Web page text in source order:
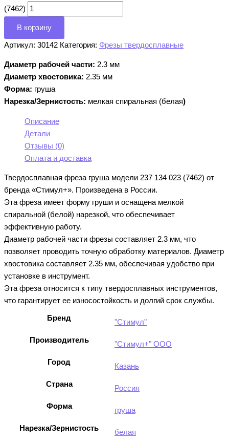
(7462)
В корзину
Артикул: 30142 Категория: Фрезы твердосплавные
Диаметр рабочей части: 2.3 мм
Диаметр хвостовика: 2.35 мм
Форма: груша
Нарезка/Зернистость: мелкая спиральная (белая)
Описание
Детали
Отзывы (0)
Оплата и доставка
Твердосплавная фреза груша модели 237 134 023 (7462) от
бренда «Стимул+». Произведена в России.
Эта фреза имеет форму груши и оснащена мелкой
спиральной (белой) нарезкой, что обеспечивает
эффективную работу.
Диаметр рабочей части фрезы составляет 2.3 мм, что
позволяет проводить точную обработку материалов. Диаметр
хвостовика составляет 2.35 мм, обеспечивая удобство при
установке в инструмент.
Эта фреза относится к типу твердосплавных инструментов,
что гарантирует ее износостойкость и долгий срок службы.
Бренд "Стимул"
Производитель "Стимул+" ООО
Город Казань
Страна Россия
Форма груша
Нарезка/Зернистость белая